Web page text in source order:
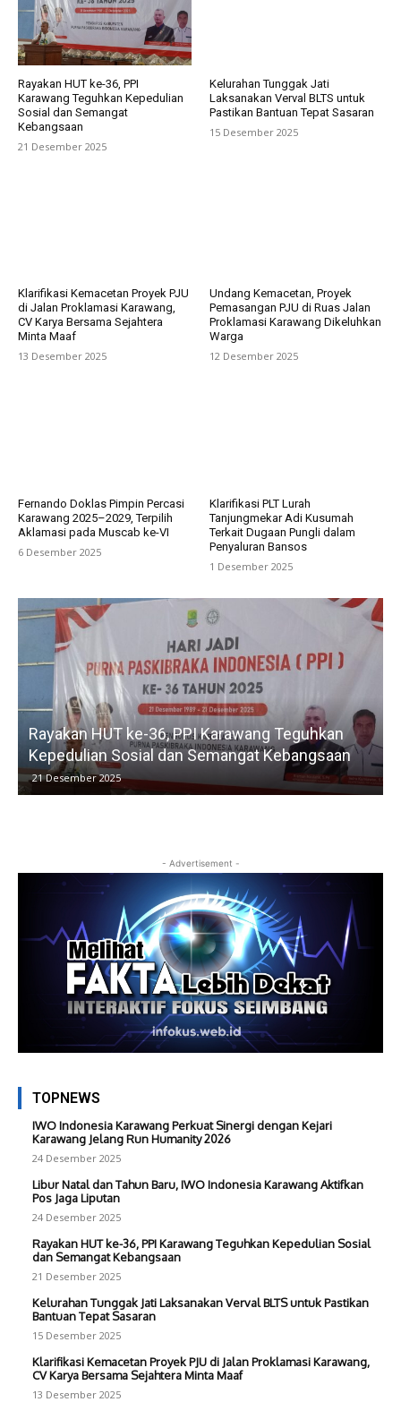
Rayakan HUT ke-36, PPI
Karawang Teguhkan Kepedulian
Sosial dan Semangat
Kebangsaan
21 Desember 2025
Kelurahan Tunggak Jati
Laksanakan Verval BLTS untuk
Pastikan Bantuan Tepat Sasaran
15 Desember 2025
Klarifikasi Kemacetan Proyek PJU
di Jalan Proklamasi Karawang,
CV Karya Bersama Sejahtera
Minta Maaf
13 Desember 2025
Undang Kemacetan, Proyek
Pemasangan PJU di Ruas Jalan
Proklamasi Karawang Dikeluhkan
Warga
12 Desember 2025
Fernando Doklas Pimpin Percasi
Karawang 2025–2029, Terpilih
Aklamasi pada Muscab ke-VI
6 Desember 2025
Klarifikasi PLT Lurah
Tanjungmekar Adi Kusumah
Terkait Dugaan Pungli dalam
Penyaluran Bansos
1 Desember 2025
Kelurahan Tunggak Jati Laksanakan
untuk Pastikan Bantuan Tepat Sasaran
15 Desember 2025
- Advertisement -
TOPNEWS
IWO Indonesia Karawang Perkuat Sinergi dengan Kejari
Karawang Jelang Run Humanity 2026
24 Desember 2025
Libur Natal dan Tahun Baru, IWO Indonesia Karawang Aktifkan
Pos Jaga Liputan
24 Desember 2025
Rayakan HUT ke-36, PPI Karawang Teguhkan Kepedulian Sosial
dan Semangat Kebangsaan
21 Desember 2025
Kelurahan Tunggak Jati Laksanakan Verval BLTS untuk Pastikan
Bantuan Tepat Sasaran
15 Desember 2025
Klarifikasi Kemacetan Proyek PJU di Jalan Proklamasi Karawang,
CV Karya Bersama Sejahtera Minta Maaf
13 Desember 2025